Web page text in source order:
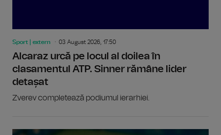
Sport | extern 03 August 2026, 17:50
Alcaraz urcă pe locul al doilea în
clasamentul ATP. Sinner rămâne lider
detașat
Zverev completează podiumul ierarhiei.